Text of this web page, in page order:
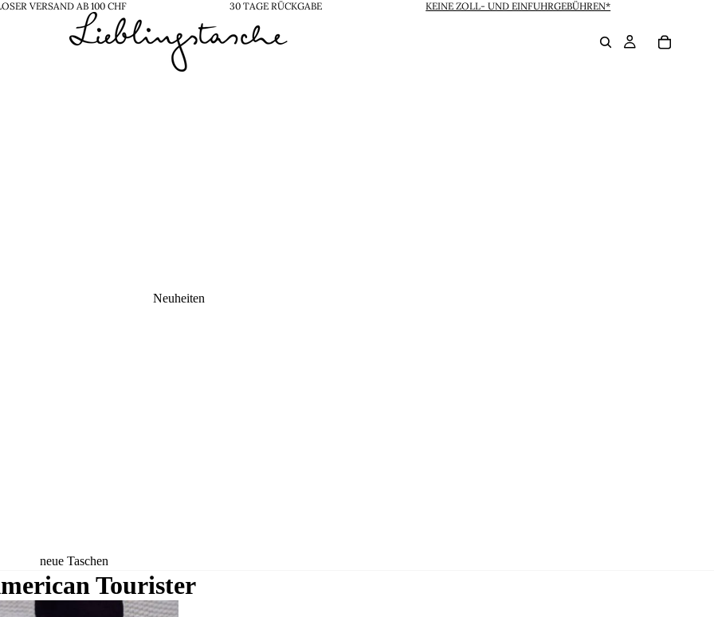
VERSAND AB 100 CHF 30 TAGE RÜCKGABE KEINE ZOLL- UND EINFUHRGEBÜHREN*
Neuheiten
neue Taschen
neue RucksäckeTourister